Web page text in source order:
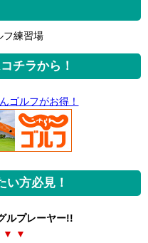
フ練習場
チラから！
ゴルフがお得！
い方必見！
ルプレーヤー!!
▼ ▼